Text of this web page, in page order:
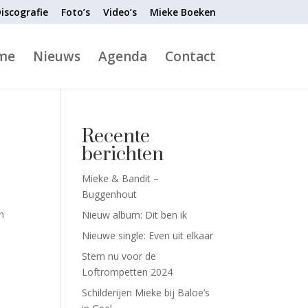
Foto’s Video’s Mieke Boeken
Nieuws Agenda Contact
Recente
berichten
Mieke & Bandit –
Buggenhout
Nieuw album: Dit ben ik
Nieuwe single: Even uit elkaar
Stem nu voor de
Loftrompetten 2024
Schilderijen Mieke bij Baloe’s